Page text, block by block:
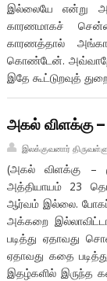
இல்லையே என்று
காரணமாகச்
காரணத்தால்
கொண்டேன்.
இதே கூட்டுறவுத்
அகல் விளக்கு –
இலக்குவனார்
(அகல் விளக்கு –
அத்தியாயம் 23
ஆர்வம் இல்லை. போகப்
அக்கறை
படித்து ஏதாவது
ஏதாவது கதை
இதழ்களில் இருந்த